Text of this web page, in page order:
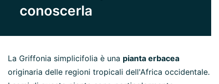
conoscerla
La Griffonia simplicifolia è una pianta erbacea
originaria delle regioni tropicali dell'Africa occidentale.